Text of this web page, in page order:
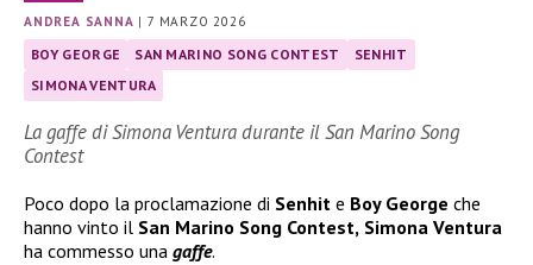
ANDREA SANNA |7 MARZO 2026
BOY GEORGE SAN MARINO SONG CONTEST
SENHIT
SIMONA VENTURA
La gaffe di Simona Ventura durante il San Marino Song
Contest
Poco dopo la proclamazione di Senhit e Boy George che
hanno vinto il San Marino Song Contest, Simona Ventura
ha commesso una gaffe.